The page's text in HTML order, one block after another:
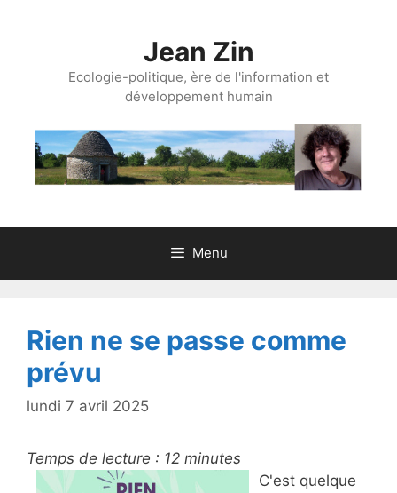
Jean Zin
Ecologie-politique, ère de l'information et
développement humain
Menu
Rien ne se passe comme
prévu
lundi 7 avril 2025
Temps de lecture : 12 minutes
C'est quelque